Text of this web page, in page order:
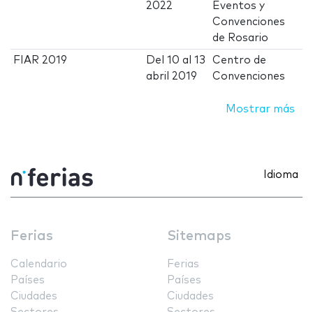
2022
Eventos y
Convenciones
de Rosario
FIAR 2019 Del10 al13
abril 2019
Centro de
Convenciones
Mostrar más
Idioma
Ferias
Calendario
Países
Ciudades
Sitemaps
Ferias
Países
Ciudades